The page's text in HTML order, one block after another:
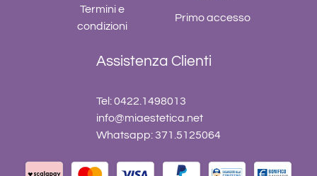
Termini e
condizioni
Primo accesso
Assistenza Clienti
Tel: 0422.1498013
info@miaestetica.net
Whatsapp: 371.5125064